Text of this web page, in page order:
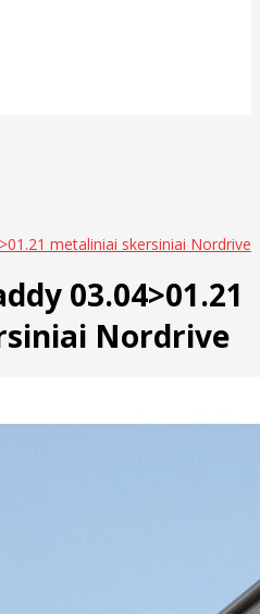
metaliniai skersiniai Nordrive
03.04>01.21
Nordrive